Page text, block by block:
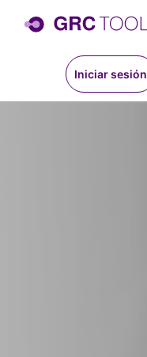
Iniciar sesión